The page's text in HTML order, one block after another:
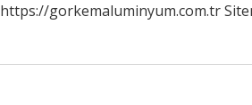
https://gorkemaluminyum.com.tr